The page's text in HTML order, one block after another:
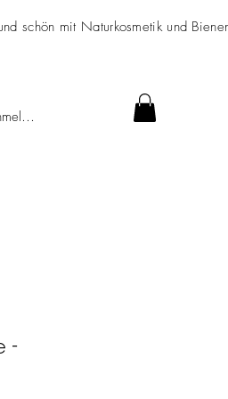
schön mit Naturkosmetikund
-